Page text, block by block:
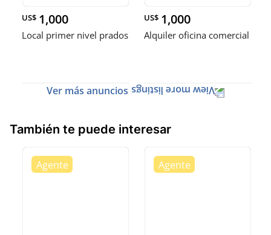
US$ 1,000
Local primer nivel prados
US$ 1,000
Alquiler oficina comercial
Ver más anuncios
También te puede interesar